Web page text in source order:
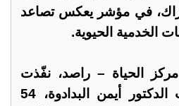
في مؤشر يعكس تصاعد
الخدمية الحيوية.
الحياة – راصد، نفّذت
اللجنة، برئاسة النائب الدكتور أيمن البدادوة، 54